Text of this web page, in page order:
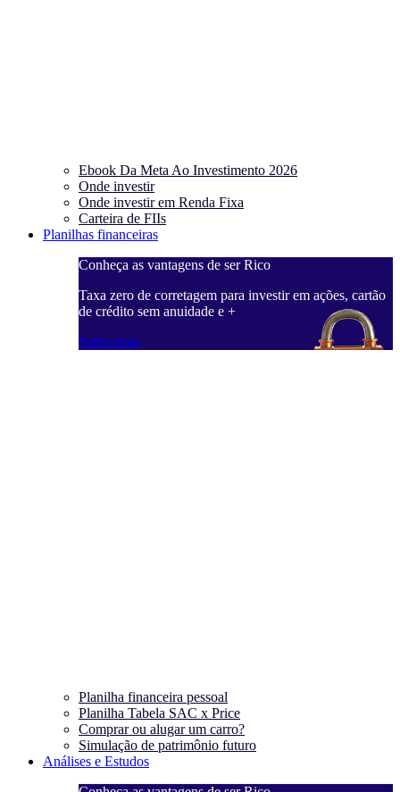
Ebook Da Meta Ao Investimento 2026
Onde investir
Onde investir em Renda Fixa
Carteira de FIIs
Planilhas financeiras
Conheça as vantagens de ser Rico
Taxa zero de corretagem para investir em ações, cartão
de crédito sem anuidade e +
Saiba mais
Planilha financeira pessoal
Planilha Tabela SAC x Price
Comprar ou alugar um carro?
Simulação de patrimônio futuro
Análises e Estudos